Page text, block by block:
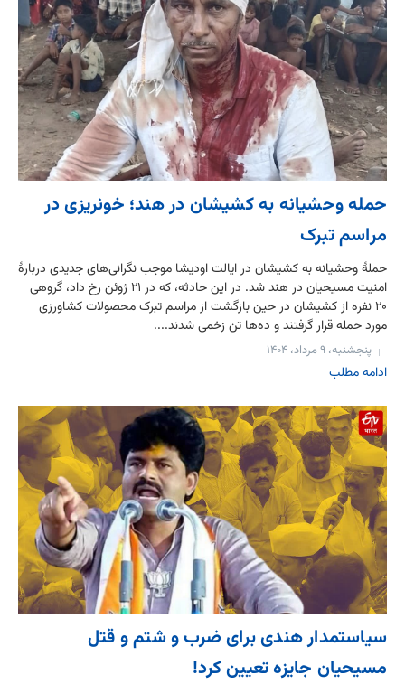
حمله وحشیانه به کشیشان در هند؛ خونریزی در
مراسم تبرک
حملهٔ وحشیانه به کشیشان در ایالت اودیشا موجب نگرانی‌های جدیدی دربارهٔ
امنیت مسیحیان در هند شد. در این حادثه، که در ۲۱ ژوئن رخ داد، گروهی
۲۰ نفره از کشیشان در حین بازگشت از مراسم تبرک محصولات کشاورزی
مورد حمله قرار گرفتند و ده‌ها تن زخمی شدند....
پنجشنبه، ۹ مرداد، ۱۴۰۴
ادامه مطلب
سیاستمدار هندی برای ضرب و شتم و قتل
مسیحیان جایزه تعیین کرد!